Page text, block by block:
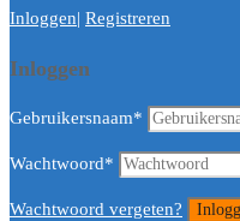
Inloggen| Registreren
Inloggen
Gebruikersnaam*
Wachtwoord*
Wachtwoord vergeten?